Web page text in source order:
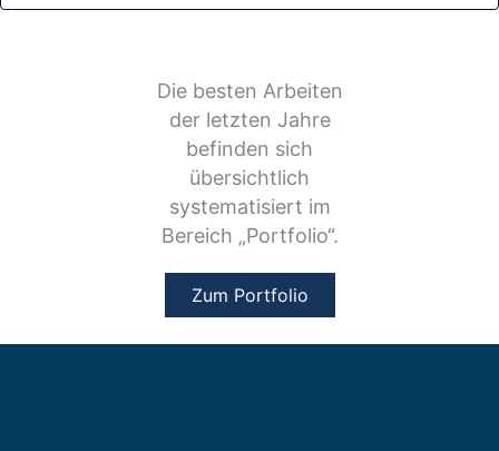
Die besten Arbeiten
der letzten Jahre
befinden sich
übersichtlich
systematisiert im
Bereich „Portfolio“.
Zum Portfolio